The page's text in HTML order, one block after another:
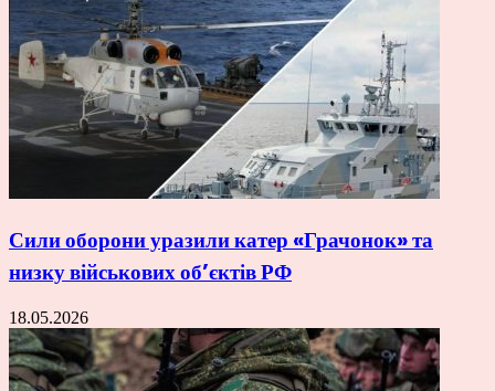
Сили оборони уразили катер «Грачонок» та
низку військових об’єктів РФ
18.05.2026